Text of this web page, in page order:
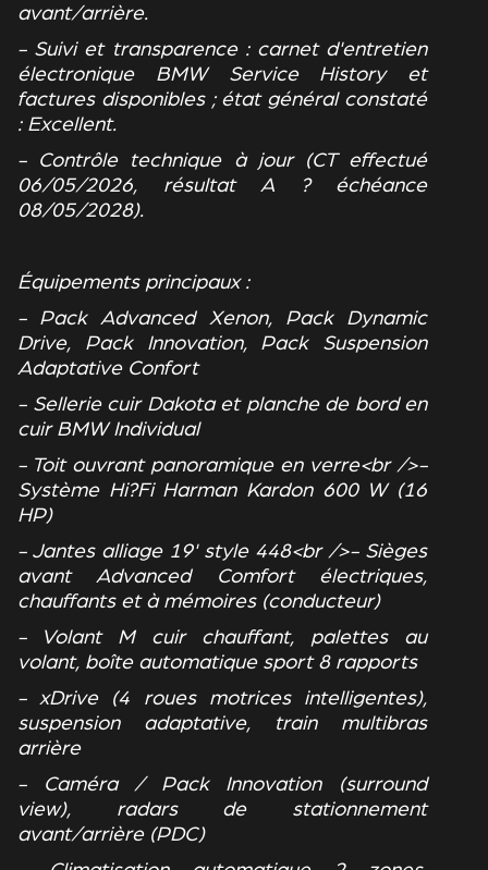
avant/arrière.
- Suivi et transparence : carnet d'entretien
électronique BMW Service History et
factures disponibles ; état général constaté
: Excellent.
- Contrôle technique à jour (CT effectué
06/05/2026, résultat A ? échéance
08/05/2028).
Équipements principaux :
- Pack Advanced Xenon, Pack Dynamic
Drive, Pack Innovation, Pack Suspension
Adaptative Confort
- Sellerie cuir Dakota et planche de bord en
cuir BMW Individual
- Toit ouvrant panoramique en verre<br />-
Système Hi?Fi Harman Kardon 600 W (16
HP)
- Jantes alliage 19' style 448<br />- Sièges
avant Advanced Comfort électriques,
chauffants et à mémoires (conducteur)
- Volant M cuir chauffant, palettes au
volant, boîte automatique sport 8 rapports
- xDrive (4 roues motrices intelligentes),
suspension adaptative, train multibras
arrière
- Caméra / Pack Innovation (surround
view), radars de stationnement
avant/arrière (PDC)